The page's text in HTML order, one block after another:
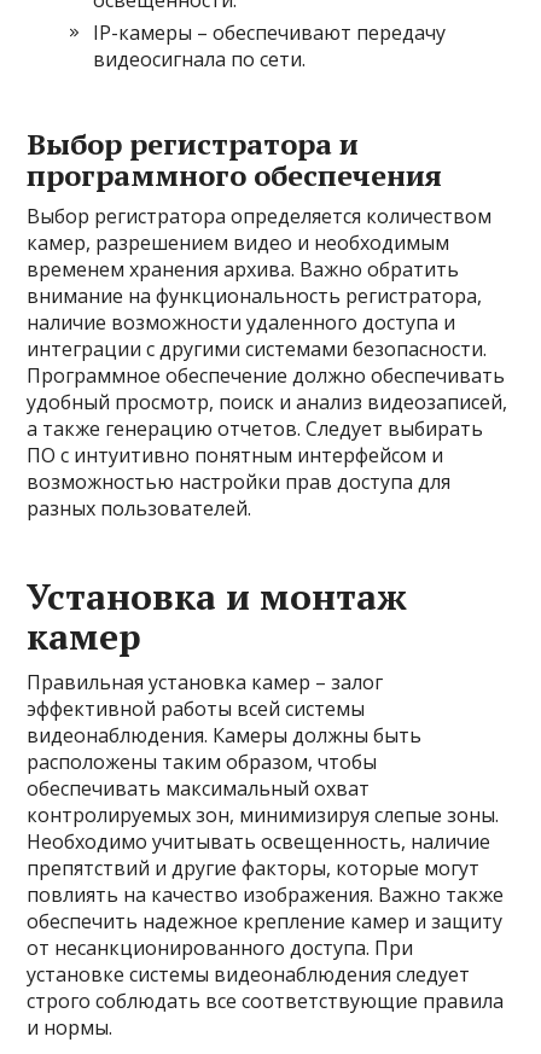
IP-камеры – обеспечивают передачу
видеосигнала по сети.
Выбор регистратора и
программного обеспечения
Выбор регистратора определяется количеством
камер, разрешением видео и необходимым
временем хранения архива. Важно обратить
внимание на функциональность регистратора,
наличие возможности удаленного доступа и
интеграции с другими системами безопасности.
Программное обеспечение должно обеспечивать
удобный просмотр, поиск и анализ видеозаписей,
а также генерацию отчетов. Следует выбирать
ПО с интуитивно понятным интерфейсом и
возможностью настройки прав доступа для
разных пользователей.
Установка и монтаж
камер
Правильная установка камер – залог
эффективной работы всей системы
видеонаблюдения. Камеры должны быть
расположены таким образом, чтобы
обеспечивать максимальный охват
контролируемых зон, минимизируя слепые зоны.
Необходимо учитывать освещенность, наличие
препятствий и другие факторы, которые могут
повлиять на качество изображения. Важно также
обеспечить надежное крепление камер и защиту
от несанкционированного доступа. При
установке системы видеонаблюдения следует
строго соблюдать все соответствующие правила
и нормы.